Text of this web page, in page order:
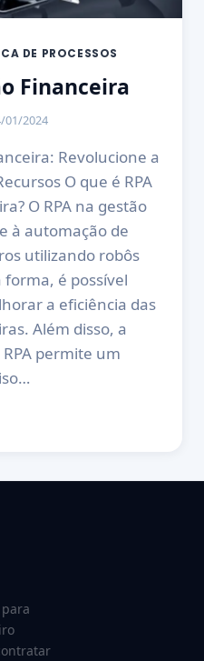
DE PROCESSOS
Financeira
01/2024
Revolucione a
O que é RPA
O RPA na gestão
à automação de
utilizando robôs
forma, é possível
a eficiência das
Além disso, a
permite um